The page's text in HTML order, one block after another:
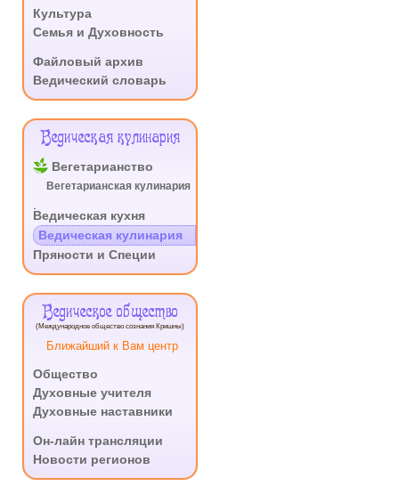
Культура
Семья и Духовность
Файловый архив
Ведический словарь
Ведическая кулинария
Вегетарианство
Вегетарианская кулинария
Ведическая кухня
Ведическая кулинария
Пряности и Специи
Ведическое общество
(Международное общество сознания Кришны)
Ближайший к Вам центр
Общество
Духовные учителя
Духовные наставники
Он-лайн трансляции
Новости регионов